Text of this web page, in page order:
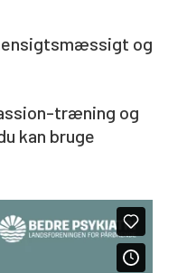
og
træning og
kan bruge